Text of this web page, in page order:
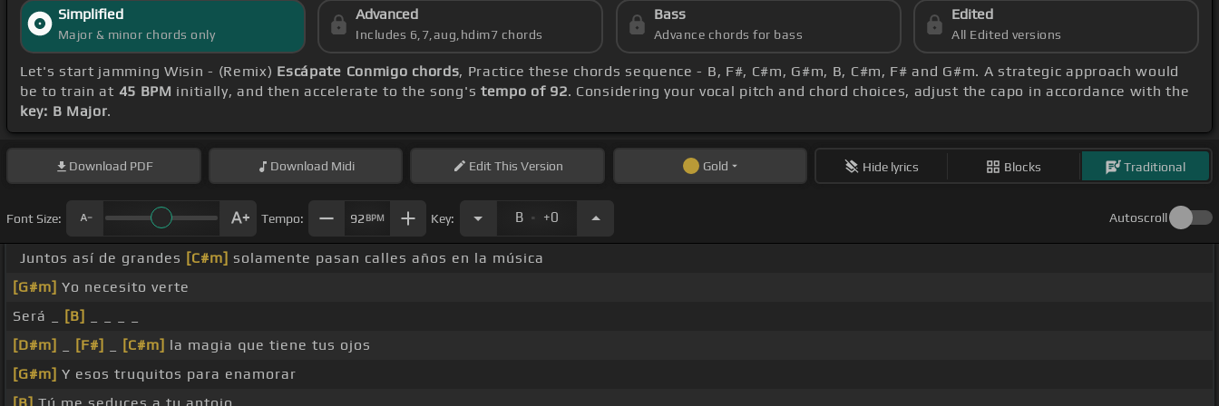
Simplified
Major & minor chords only
Advanced
Includes 6,7,aug,hdim7 chords
Bass
Advance chords for bass
Edited
All Edited versions
Let's start jamming Wisin - (Remix) Escápate Conmigo chords, Practice these chords sequence - B, F#, C#m, G#m, B, C#m, F# and G#m. A strategic approach would
be to train at 45 BPM initially, and then accelerate to the song's tempo of 92. Considering your vocal pitch and chord choices, adjust the capo in accordance with the
key: B Major.
Download PDF Download Midi EditThis Version Gold Hide lyrics Blocks Traditional
Font Size: Tempo: 92 BPM Key: B . +0 Autoscroll
Juntos así de grandes [C#m] solamente pasan calles años en la música
[G#m] Yo necesito verte
Será _
[B]
[D#m]
[F#] [C#m] la magia que tiene tus ojos
[G#m] Y esos truquitos para enamorar